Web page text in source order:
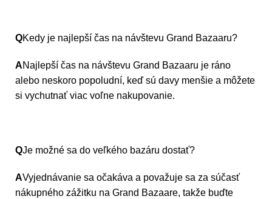
QKedy je najlepší čas na návštevu Grand Bazaaru?
ANajlepší čas na návštevu Grand Bazaaru je ráno
alebo neskoro popoludní, keď sú davy menšie a môžete
si vychutnať viac voľne nakupovanie.
QJe možné sa do veľkého bazáru dostať?
AVyjednávanie sa očakáva a považuje sa za súčasť
nákupného zážitku na Grand Bazaare, takže buďte